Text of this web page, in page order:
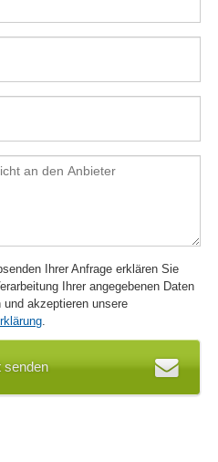
Ihrer Anfrage erklären Sie
Ihrer angegebenen Daten
und akzeptieren unsere
.
senden